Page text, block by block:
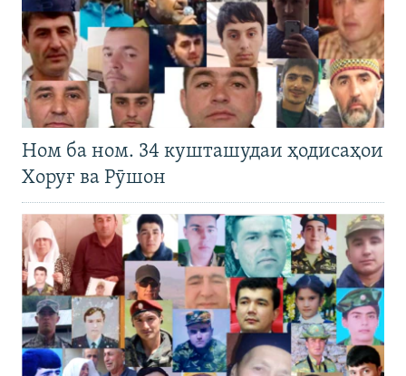
Ном ба ном. 34 кушташудаи ҳодисаҳои
Хоруғ ва Рӯшон